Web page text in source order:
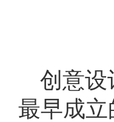
创意设
最早成